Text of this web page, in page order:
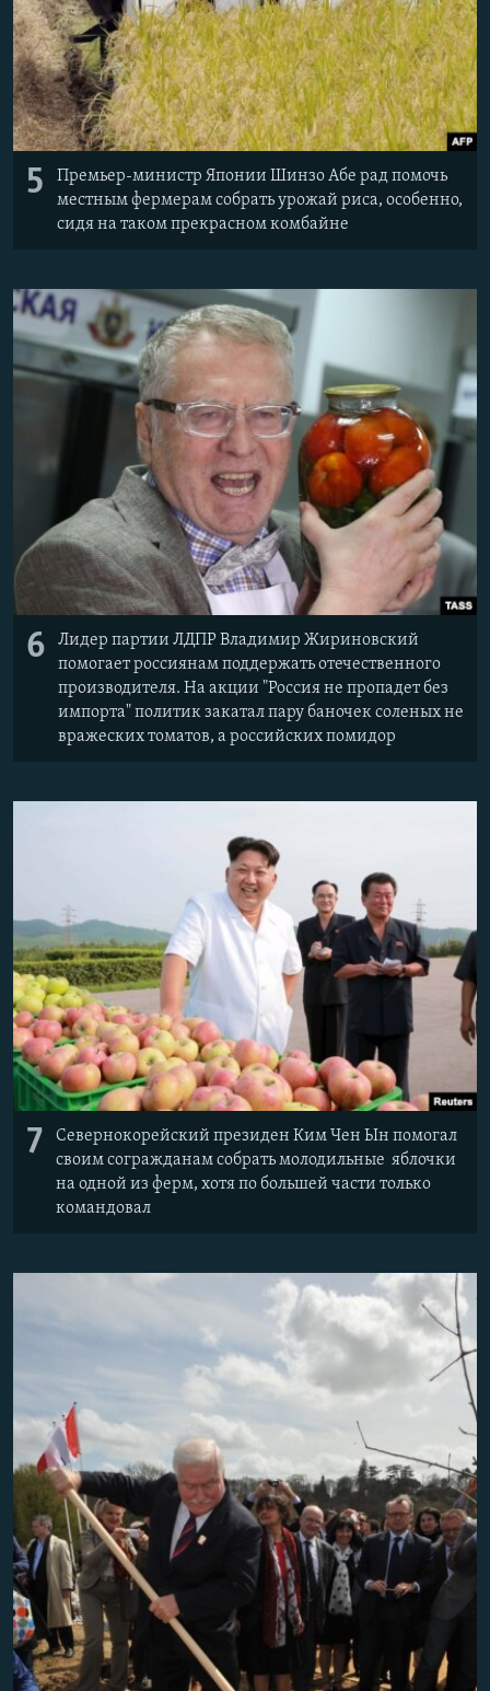
5
Премьер-министр Японии Шинзо Абе рад помочь
местным фермерам собрать урожай риса, особенно,
сидя на таком прекрасном комбайне
6
Лидер партии ЛДПР Владимир Жириновский
помогает россиянам поддержать отечественного
производителя. На акции "Россия не пропадет без
импорта" политик закатал пару баночек соленых не
вражеских томатов, а российских помидор
7
Севернокорейский президен Ким Чен Ын помогал
своим согражданам собрать молодильные яблочки
на одной из ферм, хотя по большей части только
командовал